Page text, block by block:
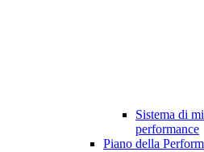
Sistema di
performance
Piano della